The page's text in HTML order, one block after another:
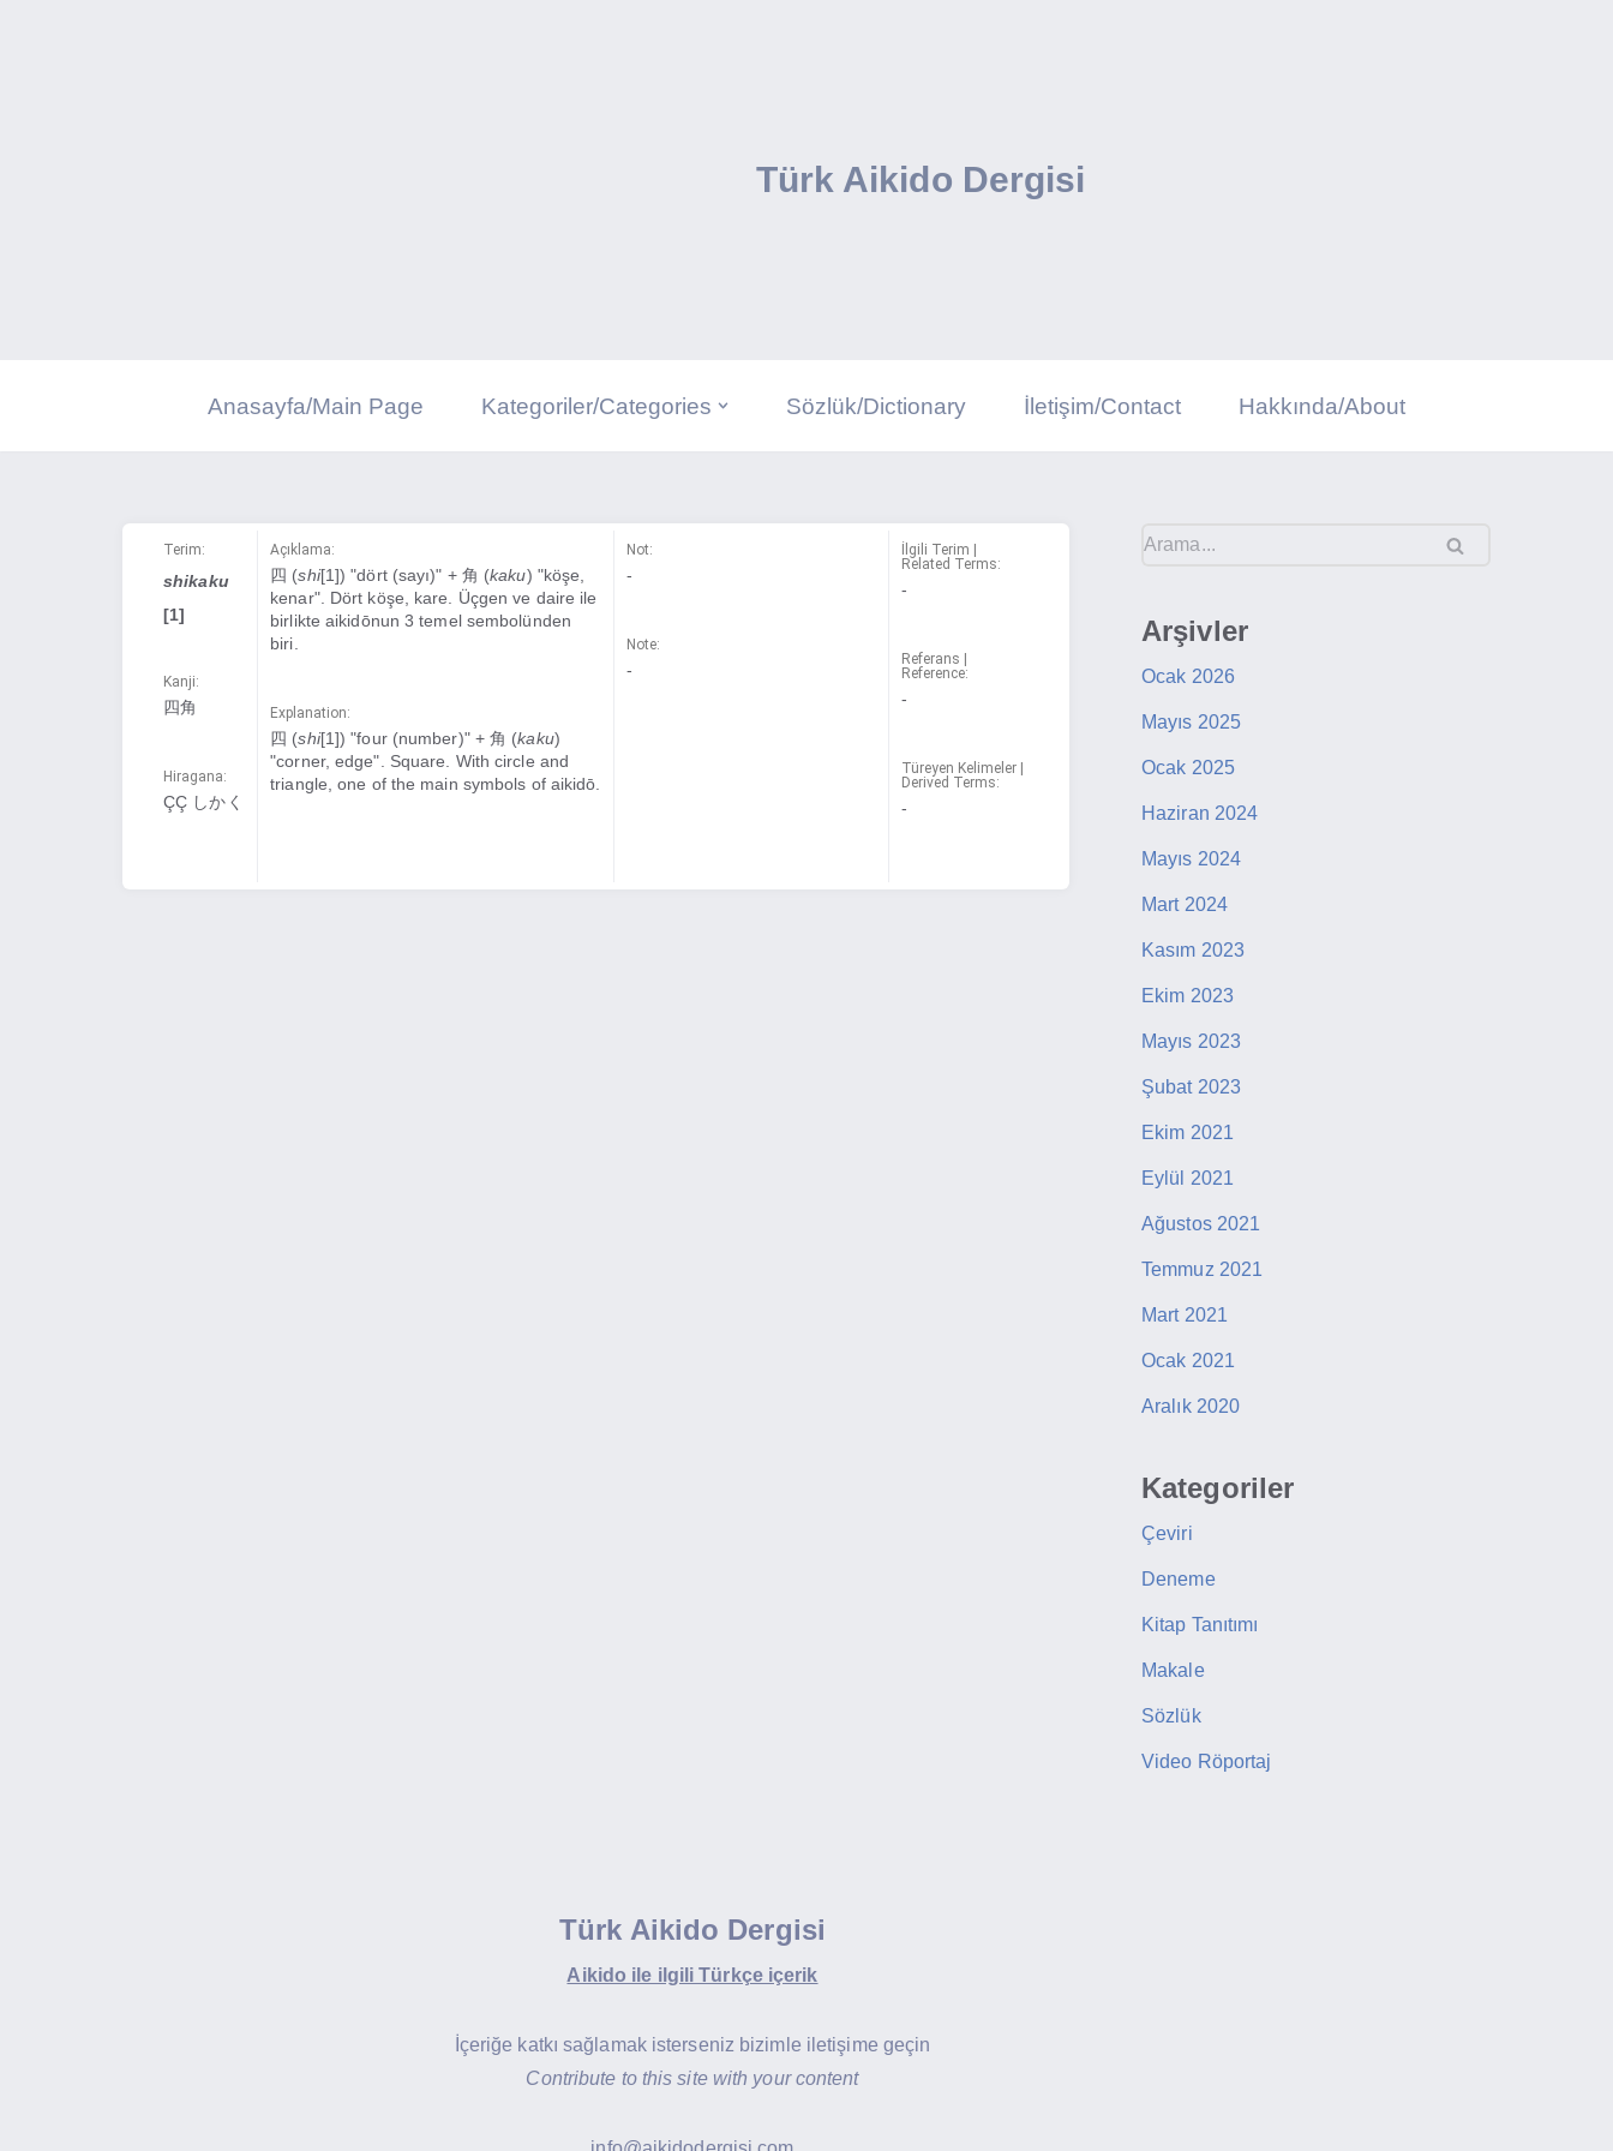
Türk Aikido Dergisi
Anasayfa/Main Page Kategoriler/Categories Sözlük/Dictionary İletişim/Contact Hakkında/About
Terim:
shikaku
[1]
Kanji:
四角
Hiragana:
ÇÇ しかく
Açıklama:
四 (shi[1]) "dört (sayı)" + 角 (kaku) "köşe,
kenar". Dört köşe, kare. Üçgen ve daire ile
birlikte aikidōnun 3 temel sembolünden
biri.
Explanation:
四 (shi[1]) "four (number)" + 角 (kaku)
"corner, edge". Square. With circle and
triangle, one of the main symbols of aikidō.
Not:
-
Note:
-
İlgili Terim |
Related Terms:
-
Referans |
Reference:
-
Türeyen Kelimeler |
Derived Terms:
-
Arşivler
Ocak 2026
Mayıs 2025
Ocak 2025
Haziran 2024
Mayıs 2024
Mart 2024
Kasım 2023
Ekim 2023
Mayıs 2023
Şubat 2023
Ekim 2021
Eylül 2021
Ağustos 2021
Temmuz 2021
Mart 2021
Ocak 2021
Aralık 2020
Kategoriler
Çeviri
Deneme
Kitap Tanıtımı
Makale
Sözlük
Video Röportaj
Türk Aikido Dergisi
Aikido ile ilgili Türkçe içerik
İçeriğe katkı sağlamak isterseniz bizimle iletişime geçin
Contribute to this site with your content